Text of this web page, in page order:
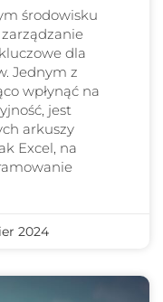
środowisku
dla
Jednym z
wpłynąć na
jest
arkuszy
Excel, na
2024